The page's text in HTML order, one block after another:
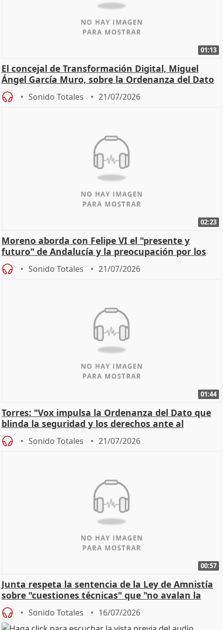
01:13
El concejal de Transformación Digital, Miguel
Ángel García Muro, sobre la Ordenanza del Dato
Sonido Totales 21/07/2026
02:23
Moreno aborda con Felipe VI el "presente y
futuro" de Andalucía y la preocupación por los
incendios
Sonido Totales 21/07/2026
01:44
Torres: "Vox impulsa la Ordenanza del Dato que
blinda la seguridad y los derechos ante al
control"
Sonido Totales 21/07/2026
00:57
Junta respeta la sentencia de la Ley de Amnistía
sobre "cuestiones técnicas" que "no avalan la
const
Sonido Totales 16/07/2026